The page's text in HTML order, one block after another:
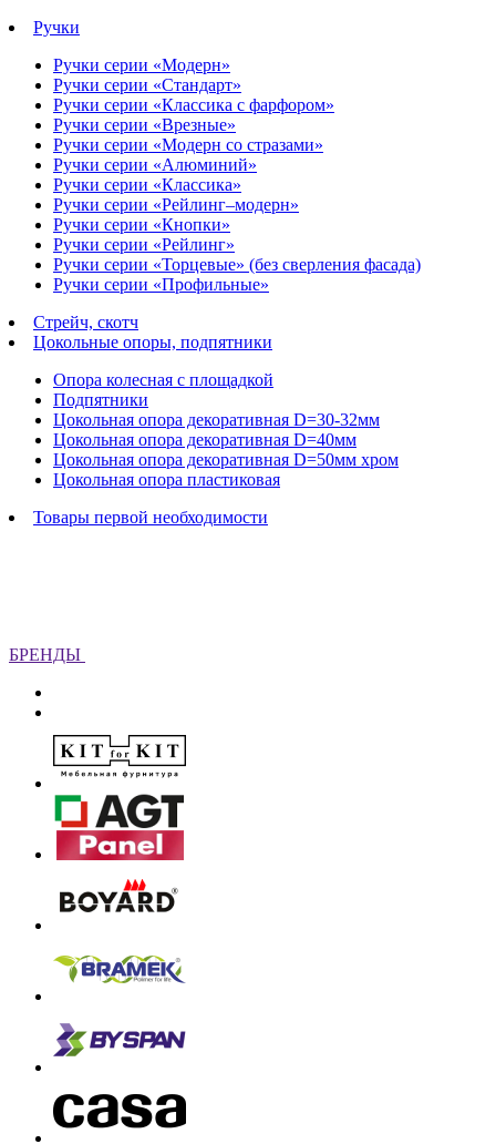
Ручки
Ручки серии «Модерн»
Ручки серии «Стандарт»
Ручки серии «Классика с фарфором»
Ручки серии «Врезные»
Ручки серии «Модерн со стразами»
Ручки серии «Алюминий»
Ручки серии «Классика»
Ручки серии «Рейлинг–модерн»
Ручки серии «Кнопки»
Ручки серии «Рейлинг»
Ручки серии «Торцевые» (без сверления фасада)
Ручки серии «Профильные»
Стрейч, скотч
Цокольные опоры, подпятники
Опора колесная с площадкой
Подпятники
Цокольная опора декоративная D=30-32мм
Цокольная опора декоративная D=40мм
Цокольная опора декоративная D=50мм хром
Цокольная опора пластиковая
Товары первой необходимости
БРЕНДЫ